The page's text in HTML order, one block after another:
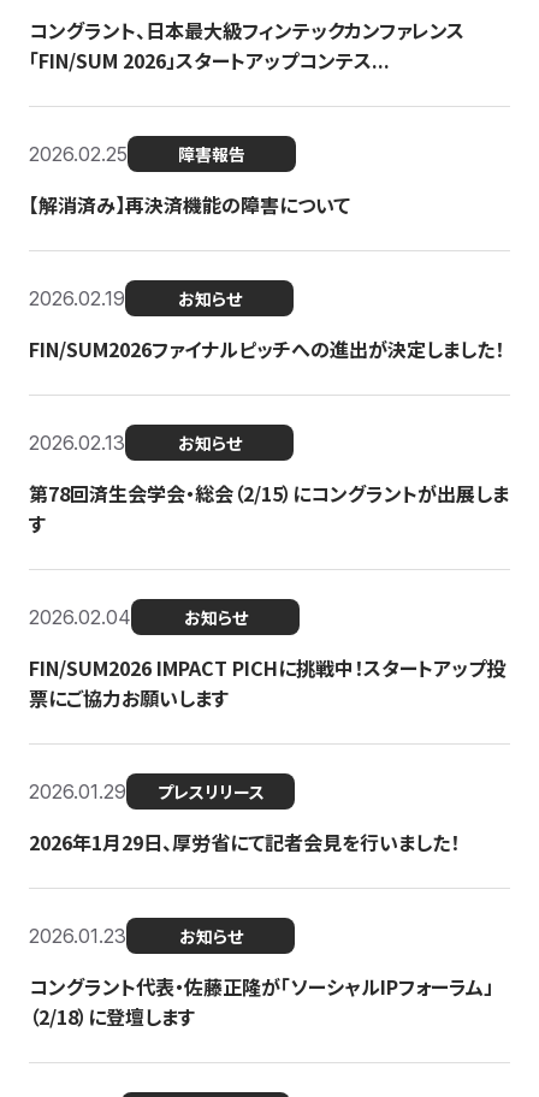
コングラント、日本最大級フィンテックカンファレンス
「FIN/SUM 2026」スタートアップコンテス...
2026.02.25 障害報告
【解消済み】再決済機能の障害について
2026.02.19 お知らせ
FIN/SUM2026ファイナルピッチへの進出が決定しました！
2026.02.13 お知らせ
第78回済生会学会・総会（2/15）にコングラントが出展しま
す
2026.02.04 お知らせ
FIN/SUM2026 IMPACT PICHに挑戦中！スタートアップ投
票にご協力お願いします
2026.01.29 プレスリリース
2026年1月29日、厚労省にて記者会見を行いました！
2026.01.23 お知らせ
コングラント代表・佐藤正隆が「ソーシャルIPフォーラム」
（2/18）に登壇します